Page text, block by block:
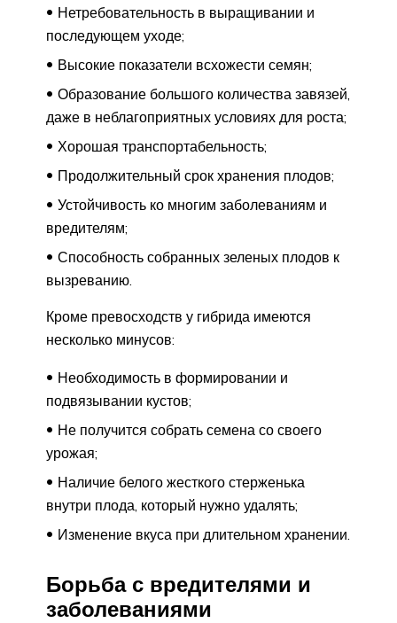
Нетребовательность в выращивании и
последующем уходе;
Высокие показатели всхожести семян;
Образование большого количества завязей,
даже в неблагоприятных условиях для роста;
Хорошая транспортабельность;
Продолжительный срок хранения плодов;
Устойчивость ко многим заболеваниям и
вредителям;
Способность собранных зеленых плодов к
вызреванию.
Кроме превосходств у гибрида имеются
несколько минусов:
Необходимость в формировании и
подвязывании кустов;
Не получится собрать семена со своего
урожая;
Наличие белого жесткого стерженька
внутри плода, который нужно удалять;
Изменение вкуса при длительном хранении.
Борьба с вредителями и
заболеваниями